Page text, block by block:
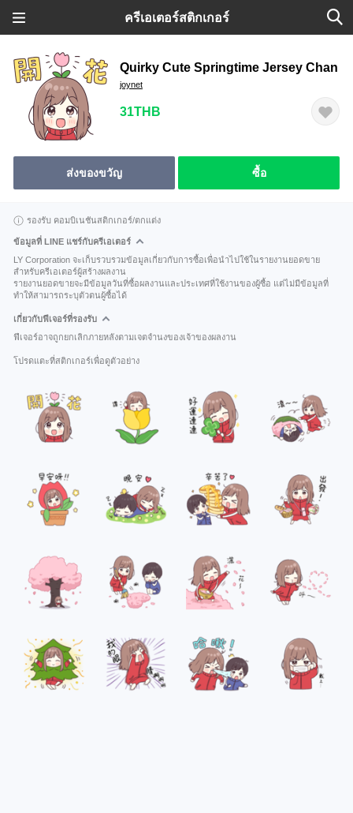
ครีเอเตอร์สติกเกอร์
Quirky Cute Springtime Jersey Chan
joynet
31THB
ส่งของขวัญ ซื้อ
รองรับ คอมบิเนชันสติกเกอร์/ตกแต่ง
ข้อมูลที่ LINE แชร์กับครีเอเตอร์
LY Corporation จะเก็บรวบรวมข้อมูลเกี่ยวกับการซื้อเพื่อนำไปใช้ในรายงานยอดขาย
สำหรับครีเอเตอร์ผู้สร้างผลงาน
รายงานยอดขายจะมีข้อมูลวันที่ซื้อผลงานและประเทศที่ใช้งานของผู้ซื้อ แต่ไม่มีข้อมูลที่
ทำให้สามารถระบุตัวตนผู้ซื้อได้
เกี่ยวกับฟีเจอร์ที่รองรับ
ฟีเจอร์อาจถูกยกเลิกภายหลังตามเจตจำนงของเจ้าของผลงาน
โปรดแตะที่สติกเกอร์เพื่อดูตัวอย่าง